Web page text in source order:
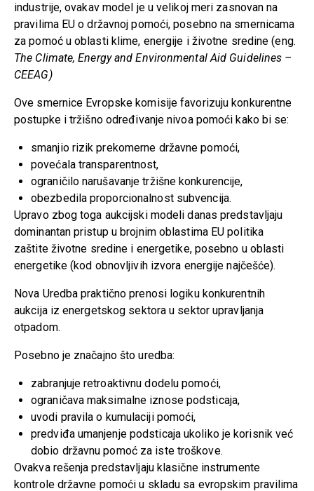
industrije, ovakav model je u velikoj meri zasnovan na
pravilima EU o državnoj pomoći, posebno na smernicama
za pomoć u oblasti klime, energije i životne sredine (eng.
The Climate, Energy and Environmental Aid Guidelines –
CEEAG)
Ove smernice Evropske komisije favorizuju konkurentne
postupke i tržišno određivanje nivoa pomoći kako bi se:
smanjio rizik prekomerne državne pomoći,
povećala transparentnost,
ograničilo narušavanje tržišne konkurencije,
obezbedila proporcionalnost subvencija.
Upravo zbog toga aukcijski modeli danas predstavljaju
dominantan pristup u brojnim oblastima EU politika
zaštite životne sredine i energetike, posebno u oblasti
energetike (kod obnovljivih izvora energije najčešće).
Nova Uredba praktično prenosi logiku konkurentnih
aukcija iz energetskog sektora u sektor upravljanja
otpadom.
Posebno je značajno što uredba:
zabranjuje retroaktivnu dodelu pomoći,
ograničava maksimalne iznose podsticaja,
uvodi pravila o kumulaciji pomoći,
predviđa umanjenje podsticaja ukoliko je korisnik već
dobio državnu pomoć za iste troškove.
Ovakva rešenja predstavljaju klasične instrumente
kontrole državne pomoći u skladu sa evropskim pravilima